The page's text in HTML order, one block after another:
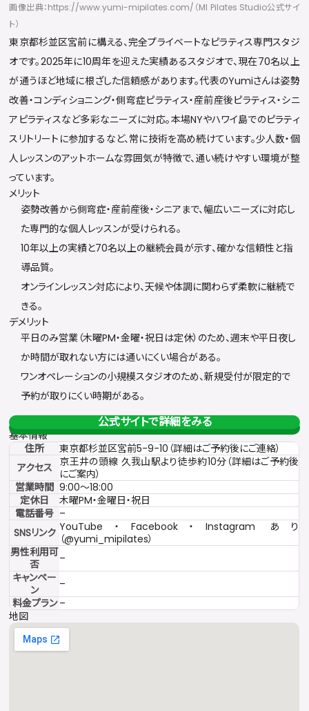
画像出典：https://www.yumi-mipilates.com/（MI Pilates Studio公式サイ
ト）
東京都杉並区宮前に構える、完全プライベートなピラティス専門スタジ
オです。2025年に10周年を迎えた実績あるスタジオで、現在70名以上
が通うほど地域に根ざした信頼感があります。代表のYumiさんは姿勢
改善・コンディショニング・側弯症ピラティス・産前産後ピラティス・シニ
アピラティスなど多彩なニーズに対応。本場NYやハワイ島でのピラティ
スリトリートに参加するなど、常に技術を高め続けています。少人数・個
人レッスンのアットホームな雰囲気が特徴で、通い続けやすい環境が整
っています。
メリット
姿勢改善から側弯症・産前産後・シニアまで、幅広いニーズに対応し
た専門的な個人レッスンが受けられる。
10年以上の実績と70名以上の継続会員が示す、確かな信頼性と指
導品質。
オンラインレッスン対応により、天候や体調に関わらず柔軟に継続で
きる。
デメリット
平日のみ営業（木曜PM・金曜・祝日は定休）のため、週末や平日夜し
か時間が取れない方には通いにくい場合がある。
ワンオペレーションの小規模スタジオのため、新規受付が限定的で
予約が取りにくい時期がある。
公式サイトで詳細をみる
基本情報
住所
東京都杉並区宮前5-9-10（詳細はご予約後にご連絡）
アクセス 京王井の頭線 久我山駅より徒歩約10分（詳細はご予約後
にご案内）
営業時間 9:00〜18:00
定休日
木曜PM・金曜日・祝日
電話番号 –
SNSリンク YouTube・Facebook・Instagram あり
（@yumi_mipilates）
男性利用可
否
–
キャンペー
ン
–
料金プラン –
地図